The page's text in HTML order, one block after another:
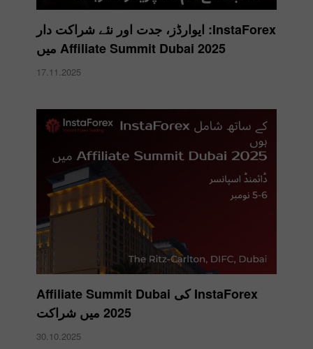
InstaForex: ایوارڈز، جدت اور نئے شراکت دار
Affiliate Summit Dubai 2025 میں
17.11.2025
InstaForex کی Affiliate Summit Dubai
2025 میں شراکت
30.10.2025